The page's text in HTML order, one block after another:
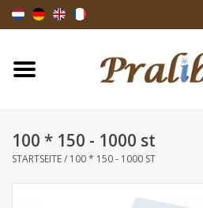
Startseite
Taschen & Beuteln
100 * 150 - 1000 st
STARTSEITE/ 100 * 150 - 1000 ST